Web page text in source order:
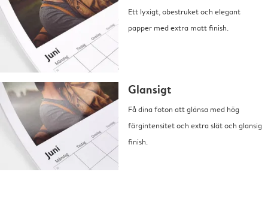
Ett lyxigt, obestruket och elegant
papper med extra matt finish.
Glansigt
Få dina foton att glänsa med hög
färgintensitet och extra slät och glansig
finish.